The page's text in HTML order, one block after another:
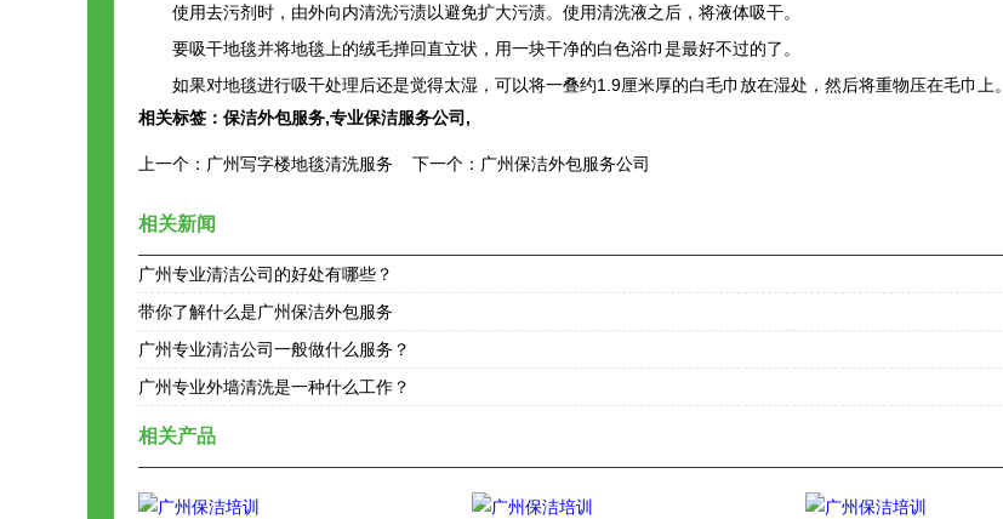
使用去污剂时，由外向内清洗污渍以避免扩大污渍。使用清洗液之后，将液体吸干。
要吸干地毯并将地毯上的绒毛掸回直立状，用一块干净的白色浴巾是最好不过的了。
如果对地毯进行吸干处理后还是觉得太湿，可以将一叠约1.9厘米厚的白毛巾放在湿处，然后将重物压在毛巾上。
相关标签： 保洁外包服务,专业保洁服务公司 ,
上一个： 广州写字楼地毯清洗服务 下一个： 广州保洁外包服务公司
相关新闻
广州专业清洁公司的好处有哪些？
带你了解什么是广州保洁外包服务
广州专业清洁公司一般做什么服务？
广州专业外墙清洗是一种什么工作？
相关产品